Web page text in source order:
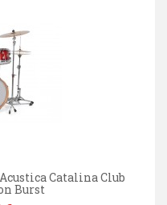
Catalina Club
Burst